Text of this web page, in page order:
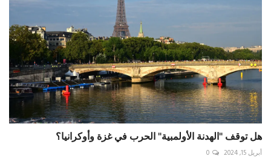
هل توقف "الهدنة الأولمبية" الحرب في غزة وأوكرانيا؟
أبريل 15, 2024 0